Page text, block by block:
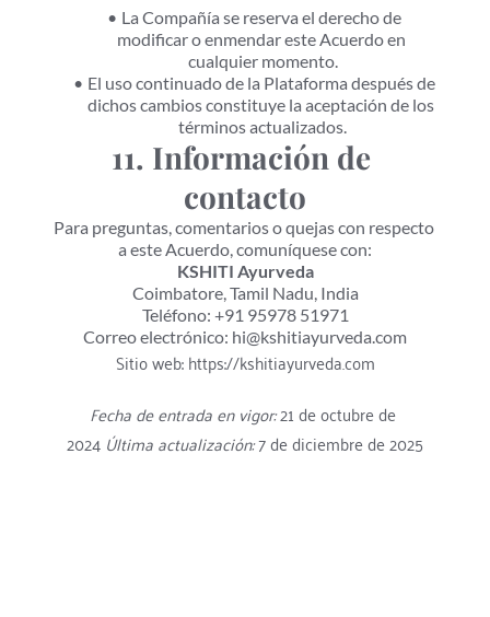
La Compañía se reserva el derecho de
modificar o enmendar este Acuerdo en
cualquier momento.
El uso continuado de la Plataforma después de
dichos cambios constituye la aceptación de los
términos actualizados.
11. Información de
contacto
Para preguntas, comentarios o quejas con respecto
a este Acuerdo, comuníquese con:
KSHITI Ayurveda
Coimbatore, Tamil Nadu, India
Teléfono: +91 95978 51971
Correo electrónico: hi@kshitiayurveda.com
Sitio web: https://kshitiayurveda.com
Fecha de entrada en vigor: 21 de octubre de
2024 Última actualización: 7 de diciembre de 2025